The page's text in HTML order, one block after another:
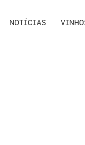
NOTÍCIAS